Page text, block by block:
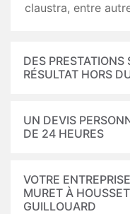
claustra, entre
DES PRESTATIONS
RÉSULTAT HORS
UN DEVIS
DE 24 HEURES
VOTRE
MURET À
GUILLOUARD